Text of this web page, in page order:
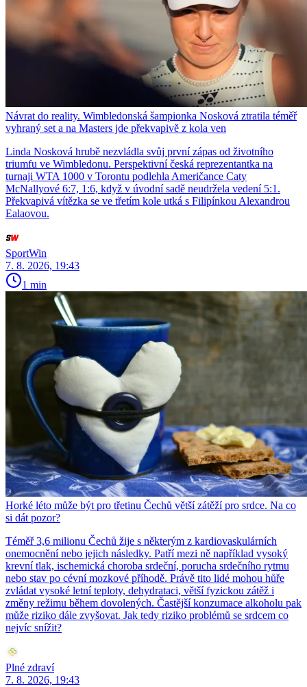
Návrat do reality. Wimbledonská šampionka Nosková ztratila téměř
vyhraný set a na Masters jde překvapivě z kola ven
Linda Nosková hrubě nezvládla svůj první zápas od životního
triumfu ve Wimbledonu. Perspektivní česká reprezentantka na
turnaji WTA 1000 v Torontu podlehla Američance Caty
McNallyové 6:7, 1:6, když v úvodní sadě neudržela vedení 5:1.
Překvapivá vítězka se ve třetím kole utká s Filipínkou Alexandrou
Ealaovou.
SportWin
7. 8. 2026, 19:43
1 min
Horké léto může být pro třetinu Čechů větší zátěží pro srdce. Na co
si dát pozor?
Téměř 3,6 milionu Čechů žije s některým z kardiovaskulárních
onemocnění nebo jejich následky. Patří mezi ně například vysoký
krevní tlak, ischemická choroba srdeční, porucha srdečního rytmu
nebo stav po cévní mozkové příhodě. Právě tito lidé mohou hůře
zvládat vysoké letní teploty, dehydrataci, větší fyzickou zátěž i
změny režimu během dovolených. Častější konzumace alkoholu pak
může riziko dále zvyšovat. Jak tedy riziko problémů se srdcem co
nejvíc snížit?
Plné zdraví
7. 8. 2026, 19:43